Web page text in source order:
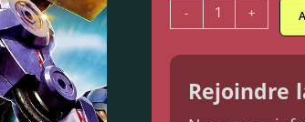
- +
Rejoindre